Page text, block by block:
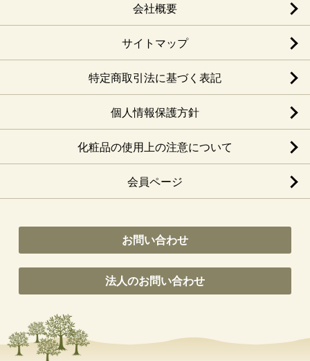
会社概要
サイトマップ
特定商取引法に基づく表記
個人情報保護方針
化粧品の使用上の注意について
会員ページ
お問い合わせ
法人のお問い合わせ